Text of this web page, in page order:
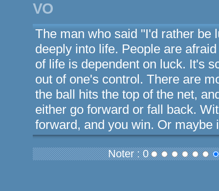
VO
The man who said "I'd rather be
deeply into life. People are
of life is dependent on luck. It's
out of one's control. There are
the ball hits the top of the net,
either go forward or fall back.
forward, and you win. Or maybe
Noter : 0